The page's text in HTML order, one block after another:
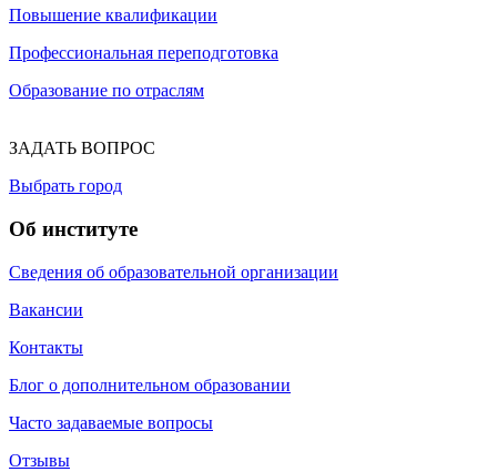
Повышение квалификации
Профессиональная переподготовка
Образование по отраслям
ЗАДАТЬ ВОПРОС
Выбрать город
Об институте
Сведения об образовательной организации
Вакансии
Контакты
Блог о дополнительном образовании
Часто задаваемые вопросы
Отзывы